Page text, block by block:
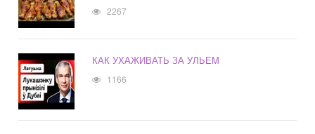
2267
КАК УХАЖИВАТЬ ЗА УЛЬЕМ
1166